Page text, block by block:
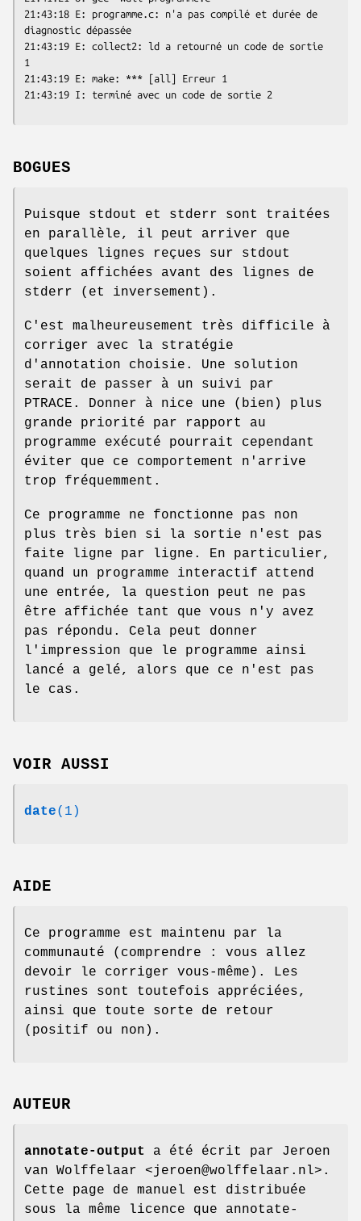
21:43:18 E: programme.c: n'a pas compilé et durée de
diagnostic dépassée
21:43:19 E: collect2: ld a retourné un code de sortie
1
21:43:19 E: make: *** [all] Erreur 1
21:43:19 I: terminé avec un code de sortie 2
BOGUES
Puisque stdout et stderr sont traitées
en parallèle, il peut arriver que
quelques lignes reçues sur stdout
soient affichées avant des lignes de
stderr (et inversement).
C'est malheureusement très difficile à
corriger avec la stratégie
d'annotation choisie. Une solution
serait de passer à un suivi par
PTRACE. Donner à nice une (bien) plus
grande priorité par rapport au
programme exécuté pourrait cependant
éviter que ce comportement n'arrive
trop fréquemment.
Ce programme ne fonctionne pas non
plus très bien si la sortie n'est pas
faite ligne par ligne. En particulier,
quand un programme interactif attend
une entrée, la question peut ne pas
être affichée tant que vous n'y avez
pas répondu. Cela peut donner
l'impression que le programme ainsi
lancé a gelé, alors que ce n'est pas
le cas.
VOIR AUSSI
date(1)
AIDE
Ce programme est maintenu par la
communauté (comprendre : vous allez
devoir le corriger vous-même). Les
rustines sont toutefois appréciées,
ainsi que toute sorte de retour
(positif ou non).
AUTEUR
annotate-output
a été écrit par Jeroen
van Wolffelaar <jeroen@wolffelaar.nl>.
Cette page de manuel est distribuée
sous la même licence que annotate-